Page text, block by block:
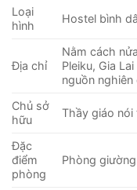
Loại
hình
Hostel bình
Địa chỉ
Nằm cách
Pleiku, Gia
nguồn nghiên
Chủ sở
hữu
Thầy giáo nói
Đặc
điểm
phòng
Phòng